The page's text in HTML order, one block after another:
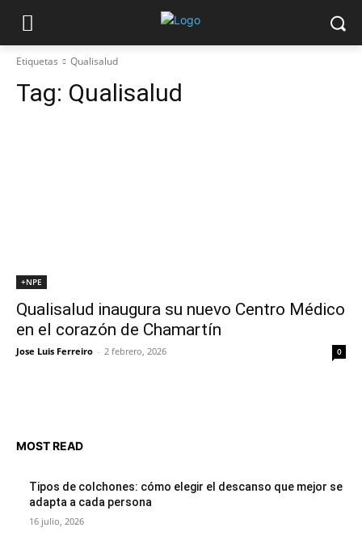
Etiquetas Qualisalud
Tag: Qualisalud
+NPE
Qualisalud inaugura su nuevo Centro Médico
en el corazón de Chamartín
Jose Luis Ferreiro - 2 febrero, 2026 0
MOST READ
Tipos de colchones: cómo elegir el descanso que mejor se
adapta a cada persona
16 julio, 2026